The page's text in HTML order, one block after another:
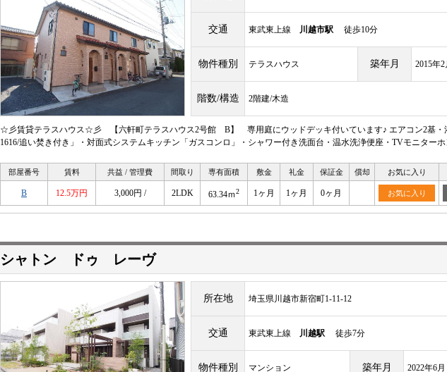
交通 東武東上線 川越市駅 徒歩10分
物件種別 テラスハウス 築年月 2015年2
階数/構造 2階建/木造
☆彡賃貸テラスハウス☆彡 【六軒町テラスハウス2号館 B】 専用庭にウッドデッキ付いています♪ エアコン2基・
1616/追い焚き付き」・対面式システムキッチン「ガスコンロ」・シャワー付き洗面台・温水洗浄便座・TVモニターホ
部屋番号 賃料 共益 / 管理費 間取り 専有面積 敷金 礼金 保証金 償却 お気に入り
B 12.5万円 3,000円 / 2LDK 63.34ｍ2 1ヶ月 1ヶ月 0ヶ月 お気に入り
シャトン ドゥ レーヴ
所在地 埼玉県川越市新宿町1-11-12
交通 東武東上線 川越駅 徒歩7分
物件種別 マンション 築年月 2022年6月